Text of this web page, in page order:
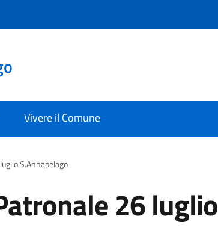
Vivere il Comune
S.Annapelago
26 luglio